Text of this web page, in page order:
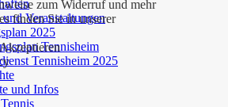
Veranstaltungen
2025
Tennisheim
Tennisheim 2025
und Infos
zum Widerruf und mehr
finden Sie in unserer
Akzeptieren